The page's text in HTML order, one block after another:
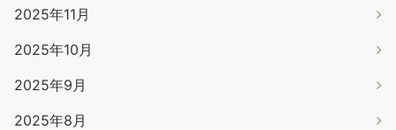
2025年11月
2025年10月
2025年9月
2025年8月